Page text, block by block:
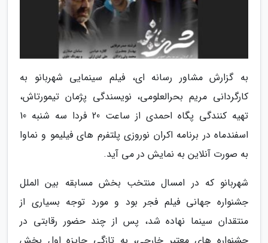
به گزارش مشاور رسانه ای، فیلم سینمایی شهربانو به
کارگردانی مریم بحرالعلومی، نویسندگی پژمان تیمورتاش،
تهیه کنندگی پگاه احمدی از ساعت 20 فردا سه شنبه 10
اسفندماه در برنامه اکران نوروزی پلتفرم های فیلیمو و نماوا
به صورت آنلاین به نمایش در می آید.
شهربانو که در امسال منتخب بخش مسابقه بین الملل
جشنواره جهانی فیلم فجر بود و مورد توجه بسیاری از
منتقدان سینما نهاده شد، پس از چند حضور رقابتی در